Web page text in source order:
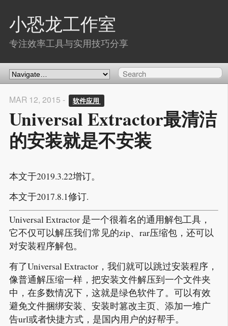
小恐龙工作室
专注效率工具与实用技巧分享
MAR 12, 2015 - 软件应用
Universal Extractor最清洁
的安装就是不安装
本文于2019.3.22增订。
本文于2017.8.1修订.
Universal Extractor 是一个很着名的通用解包工具，
它不仅可以解压我们常见的zip、rar压缩包，还可以
对安装程序解包。
有了Universal Extractor，我们就可以跳过安装程序，
像普通解压缩一样，把安装文件解压到一个文件夹
中，在多数情况下，这就是绿色软件了。可以有效
避免文件捆绑安装、安装时篡改主页、添加一堆广
告url或者快捷方式，是国内用户的好帮手。